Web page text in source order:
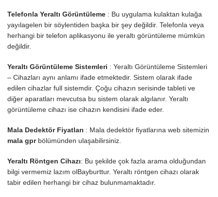
Telefonla Yeraltı Görüntüleme : Bu uygulama kulaktan kulağa
yayılagelen bir söylentiden başka bir şey değildir. Telefonla veya
herhangi bir telefon aplikasyonu ile yeraltı görüntüleme mümkün
değildir.
Yeraltı Görüntüleme Sistemleri : Yeraltı Görüntüleme Sistemleri
– Cihazları aynı anlamı ifade etmektedir. Sistem olarak ifade
edilen cihazlar full sistemdir. Çoğu cihazın serisinde tableti ve
diğer aparatları mevcutsa bu sistem olarak algılanır. Yeraltı
görüntüleme cihazı ise cihazın kendisini ifade eder.
Mala Dedektör Fiyatları : Mala dedektör fiyatlarına web sitemizin
mala gprbölümünden ulaşabilirsiniz.
Yeraltı Röntgen Cihazı: Bu şekilde çok fazla arama olduğundan
bilgi vermemiz lazım olBayburttur. Yeraltı röntgen cihazı olarak
tabir edilen herhangi bir cihaz bulunmamaktadır.